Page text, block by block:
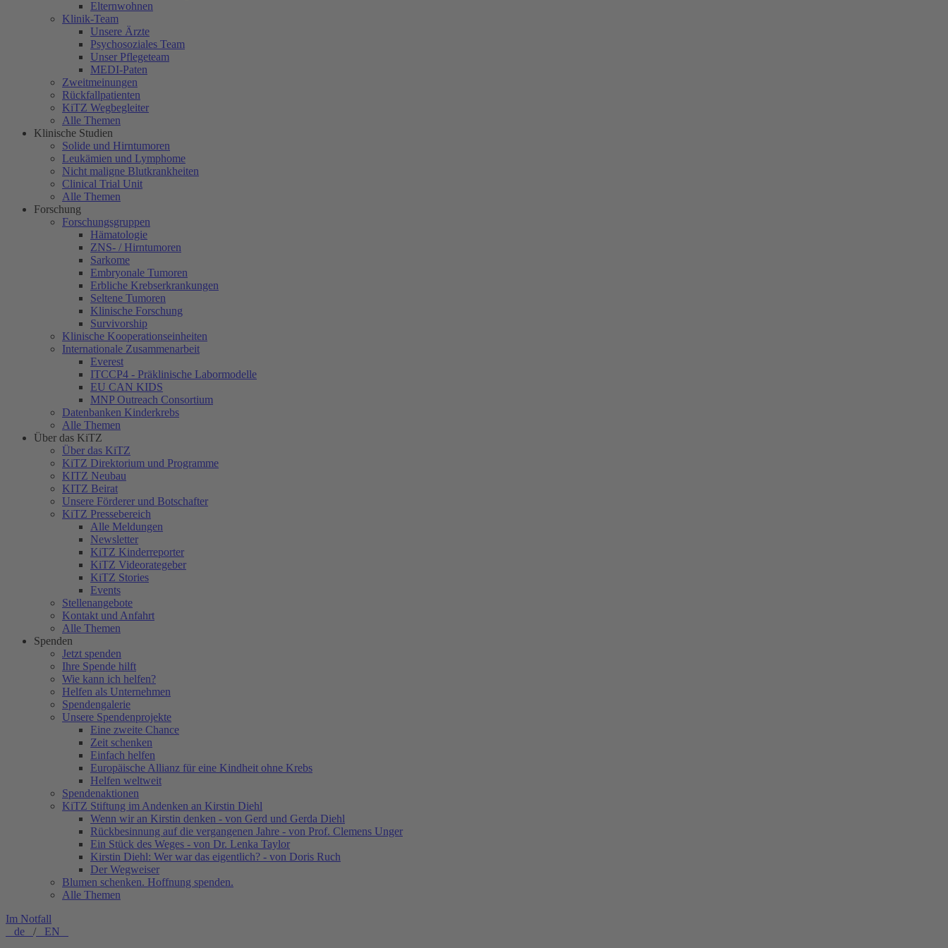
Elternwohnen
Klinik-Team
Unsere Ärzte
Psychosoziales Team
Unser Pflegeteam
MEDI-Paten
Zweitmeinungen
Rückfallpatienten
KiTZ Wegbegleiter
Alle Themen
Klinische Studien
Solide und Hirntumoren
Leukämien und Lymphome
Nicht maligne Blutkrankheiten
Clinical Trial Unit
Alle Themen
Forschung
Forschungsgruppen
Hämatologie
ZNS- / Hirntumoren
Sarkome
Embryonale Tumoren
Erbliche Krebserkrankungen
Seltene Tumoren
Klinische Forschung
Survivorship
Klinische Kooperationseinheiten
Internationale Zusammenarbeit
Everest
ITCCP4 - Präklinische Labormodelle
EU CAN KIDS
MNP Outreach Consortium
Datenbanken Kinderkrebs
Alle Themen
Über das KiTZ
Über das KiTZ
KiTZ Direktorium und Programme
KITZ Neubau
KITZ Beirat
Unsere Förderer und Botschafter
KiTZ Pressebereich
Alle Meldungen
Newsletter
KiTZ Kinderreporter
KiTZ Videorategeber
KiTZ Stories
Events
Stellenangebote
Kontakt und Anfahrt
Alle Themen
Spenden
Jetzt spenden
Ihre Spende hilft
Wie kann ich helfen?
Helfen als Unternehmen
Spendengalerie
Unsere Spendenprojekte
Eine zweite Chance
Zeit schenken
Einfach helfen
Europäische Allianz für eine Kindheit ohne Krebs
Helfen weltweit
Spendenaktionen
KiTZ Stiftung im Andenken an Kirstin Diehl
Wenn wir an Kirstin denken - von Gerd und Gerda Diehl
Rückbesinnung auf die vergangenen Jahre - von Prof. Clemens Unger
Ein Stück des Weges - von Dr. Lenka Taylor
Kirstin Diehl: Wer war das eigentlich? - von Doris Ruch
Der Wegweiser
Blumen schenken. Hoffnung spenden.
Alle Themen
Im Notfall
de / EN